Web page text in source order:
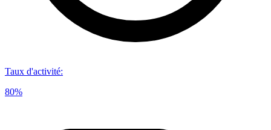
Taux d'activité:
80%